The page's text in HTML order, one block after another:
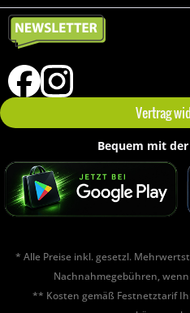
Vertrag
Bequem mit
* Alle Preise inkl. gesetzl.
Nachnahmegebühren,
** Kosten gemäß Festnetztarif